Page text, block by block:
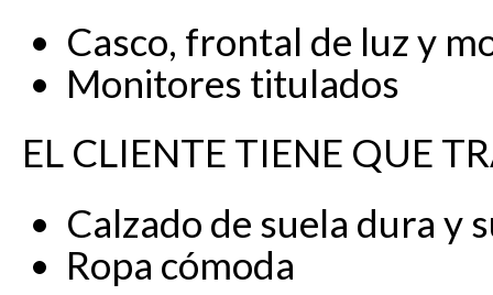
Casco, frontal de luz y
Monitores titulados
EL CLIENTE TIENE QUE
Calzado de suela dura y
Ropa cómoda